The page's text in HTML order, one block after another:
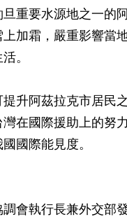
旦重要水源地之一的
加霜，嚴重影響當
。
升阿茲拉克市居民
在國際援助上的努
國際能見度。
會執行長兼外交部